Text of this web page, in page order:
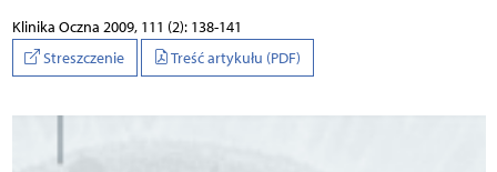
Klinika Oczna 2009, 111 (2): 138-141
Streszczenie
Treść artykułu (PDF)